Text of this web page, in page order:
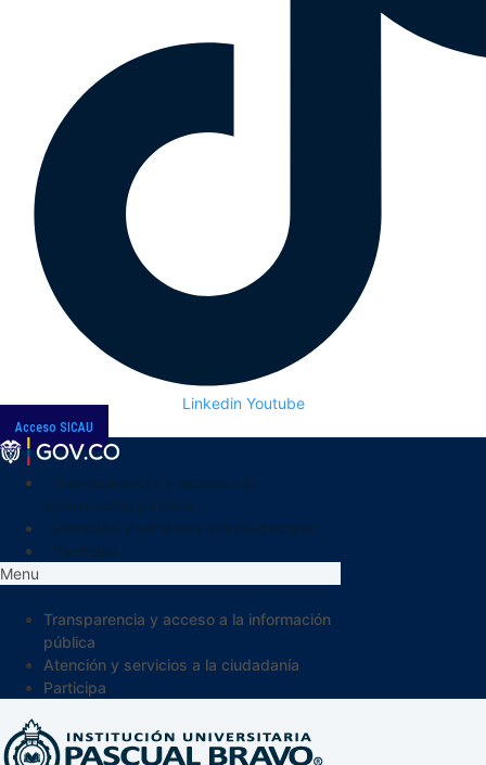
Linkedin Youtube
Acceso SICAU
Menu
Transparencia y acceso a la información
pública
Atención y servicios a la ciudadanía
Participa